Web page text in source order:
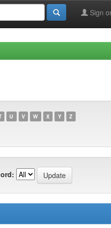
Sign
U V W X Y Z